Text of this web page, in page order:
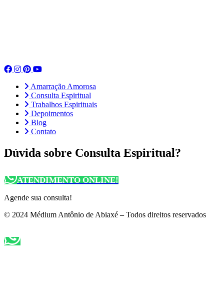
Amarração Amorosa
Consulta Espiritual
Trabalhos Espirituais
Depoimentos
Blog
Contato
Dúvida sobre Consulta Espiritual?
ATENDIMENTO ONLINE!
Agende sua consulta!
© 2024 Médium Antônio de Abiaxé – Todos direitos reservados